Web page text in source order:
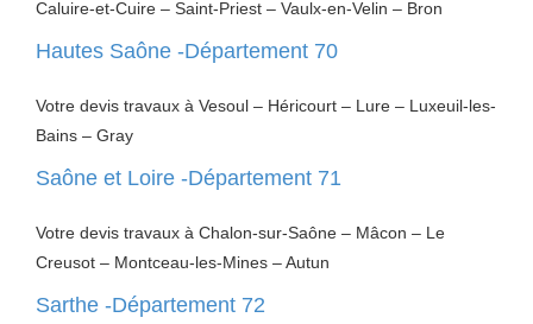
Caluire-et-Cuire – Saint-Priest – Vaulx-en-Velin – Bron
Hautes Saône -Département 70
Votre devis travaux à Vesoul – Héricourt – Lure – Luxeuil-les-
Bains – Gray
Saône et Loire -Département 71
Votre devis travaux à Chalon-sur-Saône – Mâcon – Le
Creusot – Montceau-les-Mines – Autun
Sarthe -Département 72